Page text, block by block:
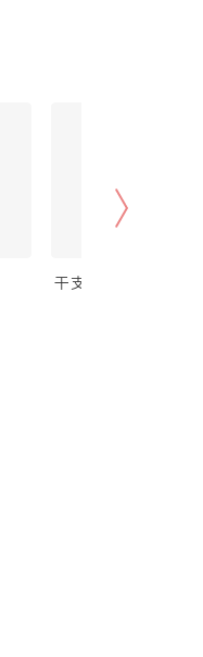
干支から年齢計算